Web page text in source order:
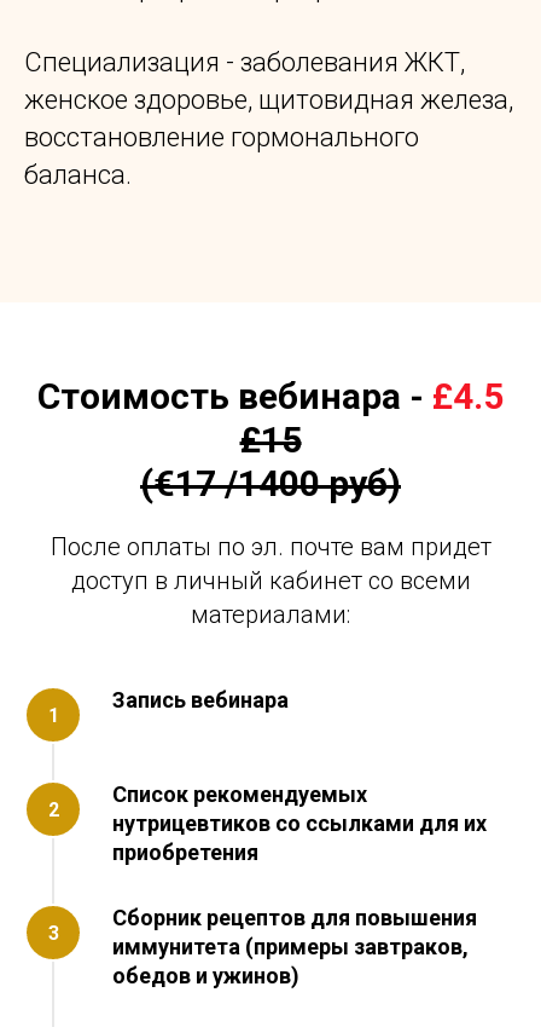
Специализация - заболевания ЖКТ,
женское здоровье, щитовидная железа,
восстановлениe гормонального
баланса.
Стоимость вебинара - £4.5
£15
(€17 /1400 руб)
После оплаты по эл. почте вам придет
доступ в личный кабинет со всеми
материалами:
1
Запись вебинара
2
Список рекомендуемых
нутрицевтиков со ссылками для их
приобретения
3
Сборник рецептов для повышения
иммунитета (примеры завтраков,
обедов и ужинов)